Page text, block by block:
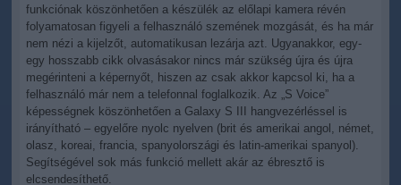
funkciónak köszönhetően a készülék az előlapi kamera révén
folyamatosan figyeli a felhasználó szemének mozgását, és ha már
nem nézi a kijelzőt, automatikusan lezárja azt. Ugyanakkor, egy-
egy hosszabb cikk olvasásakor nincs már szükség újra és újra
megérinteni a képernyőt, hiszen az csak akkor kapcsol ki, ha a
felhasználó már nem a telefonnal foglalkozik. Az „S Voice”
képességnek köszönhetően a Galaxy S III hangvezérléssel is
irányítható – egyelőre nyolc nyelven (brit és amerikai angol, német,
olasz, koreai, francia, spanyolországi és latin-amerikai spanyol).
Segítségével sok más funkció mellett akár az ébresztő is
elcsendesíthető.